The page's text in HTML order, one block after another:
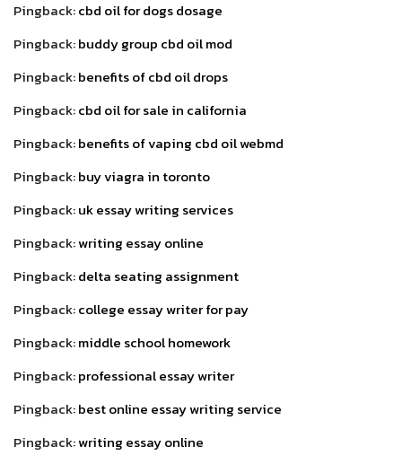
Pingback:cbd oil for dogs dosage
Pingback:buddy group cbd oil mod
Pingback:benefits of cbd oil drops
Pingback:cbd oil for sale in california
Pingback:benefits of vaping cbd oil webmd
Pingback:buy viagra in toronto
Pingback:uk essay writing services
Pingback:writing essay online
Pingback:delta seating assignment
Pingback:college essay writer for pay
Pingback:middle school homework
Pingback:professional essay writer
Pingback:best online essay writing service
Pingback:writing essay online